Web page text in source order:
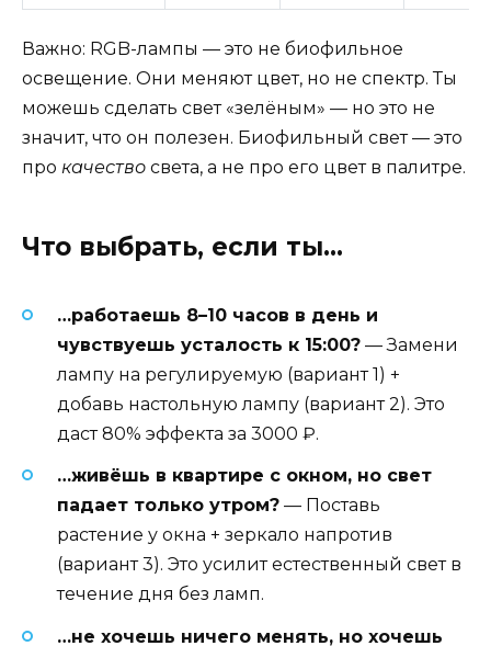
Важно: RGB-лампы — это не биофильное
освещение. Они меняют цвет, но не спектр. Ты
можешь сделать свет «зелёным» — но это не
значит, что он полезен. Биофильный свет — это
про качество света, а не про его цвет в палитре.
Что выбрать, если ты…
…работаешь 8–10 часов в день и
чувствуешь усталость к 15:00? — Замени
лампу на регулируемую (вариант 1) +
добавь настольную лампу (вариант 2). Это
даст 80% эффекта за 3000 ₽.
…живёшь в квартире с окном, но свет
падает только утром? — Поставь
растение у окна + зеркало напротив
(вариант 3). Это усилит естественный свет в
течение дня без ламп.
…не хочешь ничего менять, но хочешь